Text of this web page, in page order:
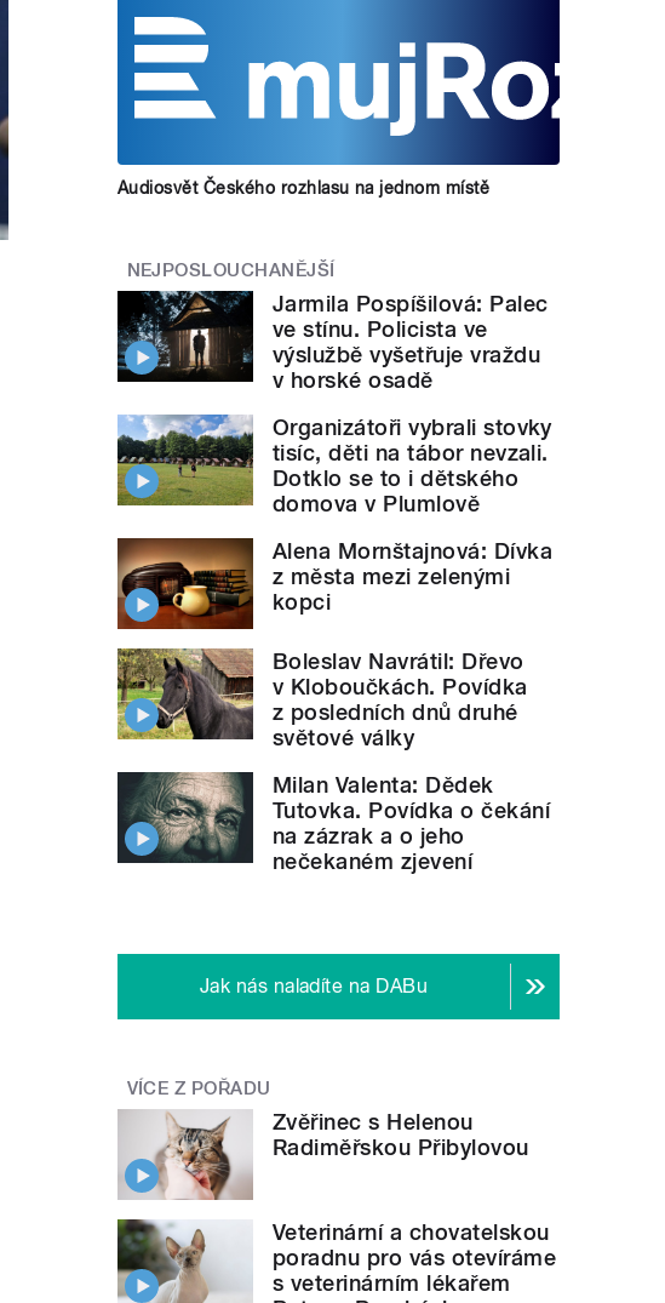
Audiosvět Českého rozhlasu na jednom místě
NEJPOSLOUCHANĚJŠÍ
Jarmila Pospíšilová: Palec
ve stínu. Policista ve
výslužbě vyšetřuje vraždu
v horské osadě
Organizátoři vybrali stovky
tisíc, děti na tábor nevzali.
Dotklo se to i dětského
domova v Plumlově
Alena Mornštajnová: Dívka
z města mezi zelenými
kopci
Boleslav Navrátil: Dřevo
v Kloboučkách. Povídka
z posledních dnů druhé
světové války
Milan Valenta: Dědek
Tutovka. Povídka o čekání
na zázrak a o jeho
nečekaném zjevení
Jak nás naladíte na DABu
VÍCE Z POŘADU
Zvěřinec s Helenou
Radiměřskou Přibylovou
Veterinární a chovatelskou
poradnu pro vás otevíráme
s veterinárním lékařem